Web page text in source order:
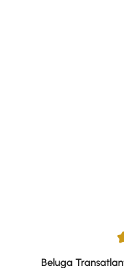
Durchschnittliche
Beluga